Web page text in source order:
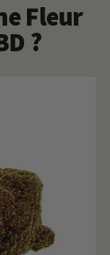
Fleur
?